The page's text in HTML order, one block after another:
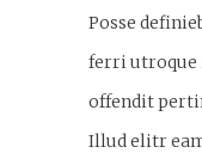
Posse
ferri utroque
offendit
Illud elitr